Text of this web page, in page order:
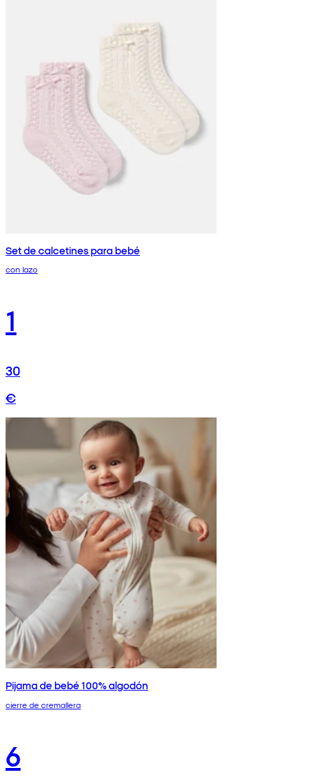
Set de calcetines para bebé
con lazo
1
30
€
Pijama de bebé 100% algodón
cierre de cremallera
6